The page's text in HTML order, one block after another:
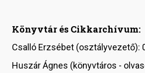
Könyvtár és Cikkarchívum:
Csalló Erzsébet (osztályvezető):
Huszár Ágnes (könyvtáros -